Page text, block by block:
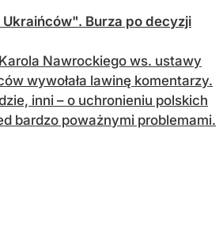
Burza po decyzji
Nawrockiego ws. ustawy
wywołała lawinę komentarzy.
inni – o uchronieniu polskich
bardzo poważnymi problemami.